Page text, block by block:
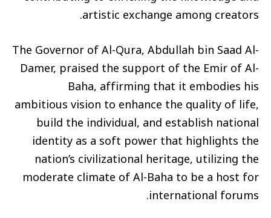
artistic exchange among creators.
The Governor of Al-Qura, Abdullah bin Saad Al-
Damer, praised the support of the Emir of Al-
Baha, affirming that it embodies his
ambitious vision to enhance the quality of life,
build the individual, and establish national
identity as a soft power that highlights the
nation’s civilizational heritage, utilizing the
moderate climate of Al-Baha to be a host for
international forums.